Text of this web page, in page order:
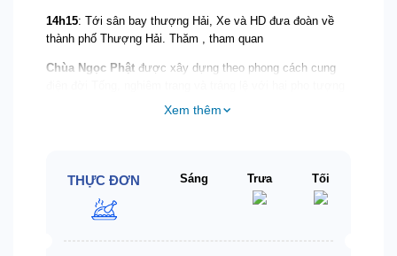
14h15: Tới sân bay thượng Hải, Xe và HD đưa đoàn về
thành phố Thượng Hải. Thăm , tham quan
Chùa Ngọc Phật được xây dựng theo phong cách cung
Phật bằng Bạch ngọc cao 2m (tượng Phật Thích Ca
Xem thêm
THỰC ĐƠN Sáng Trưa Tối